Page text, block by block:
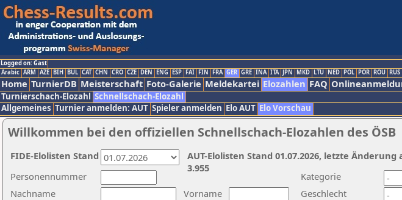
Logged on: Gast
Arabic ARM AZE BIH BUL CAT CHN CRO CZE DEN ENG ESP FAI FIN FRA GER GRE INA ITA JPN MKD LTU NED POL POR ROU RUS
Home TurnierDB Meisterschaft Foto-Galerie Meldekartei Elozahlen FAQ
Turnierschach-Elozahl Schnellschach-Elozahl
Allgemeines Turnier anmelden: AUT Spieler anmelden Elo AUT Elo Vorschau
Willkommen bei den offiziellen Schnellschach-Elozahlen des ÖSB
Nachname
Vorname
Kategorie
Personennummer
Geschlecht
AUT-Elolisten Stand 01.07.2026, letzte
3.955
FIDE-Elolisten Stand